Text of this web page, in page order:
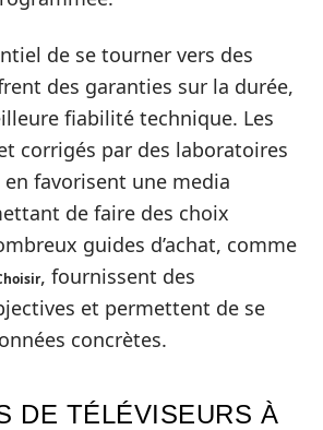
de se tourner vers des
des garanties sur la durée,
fiabilité technique. Les
corrigés par des laboratoires
favorisent une media
de faire des choix
guides d’achat, comme
, fournissent des
et permettent de se
concrètes.
DE TÉLÉVISEURS À